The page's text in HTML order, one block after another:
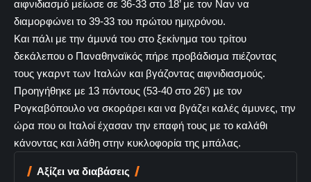
αιφνιδιασμό μείωσε σε 36-33 στο 18’ με τον Ναν να
διαμορφώνει το 39-33 του πρώτου ημιχρόνου.
Και πάλι με την άμυνά του στο ξεκίνημα του τρίτου
δεκάλεπου ο Παναθηναϊκός πήρε προβάδισμα πιέζοντας
τους γκαρντ των Ιταλών και βγάζοντας αιφνιδιασμούς.
Προηγήθηκε με 13 πόντους (53-40 στο 26’) με τον
Ρογκαβόπουλο να σκοράρει και να βγάζει καλές άμυνες, την
ώρα που οι Ιταλοί έχασαν την επαφή τους με το καλάθι
κάνοντας και λάθη στην κυκλοφορία της μπάλας.
Αξίζει να διαβάσεις